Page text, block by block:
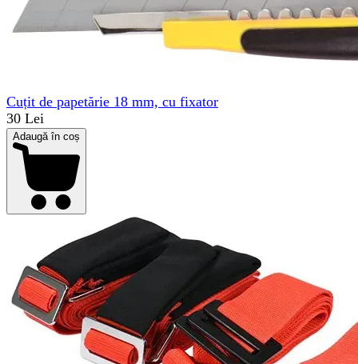
Cuțit de papetărie 18 mm, cu fixator
30 Lei
Adaugă în coș